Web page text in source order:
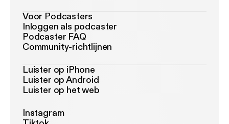
Voor Podcasters
Inloggen als podcaster
Podcaster FAQ
Community-richtlijnen
Luister op iPhone
Luister op Android
Luister op het web
Instagram